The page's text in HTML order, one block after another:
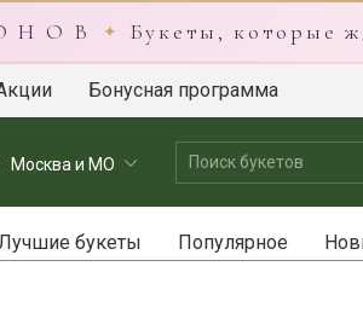
Н О В ✦ Букеты, которые
Бонусная программа
Москва и МО
букеты Популярное